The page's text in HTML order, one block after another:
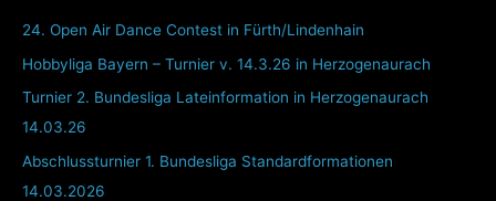
24. Open Air Dance Contest in Fürth/Lindenhain
Hobbyliga Bayern – Turnier v. 14.3.26 in Herzogenaurach
Turnier 2. Bundesliga Lateinformation in Herzogenaurach
14.03.26
Abschlussturnier 1. Bundesliga Standardformationen
14.03.2026